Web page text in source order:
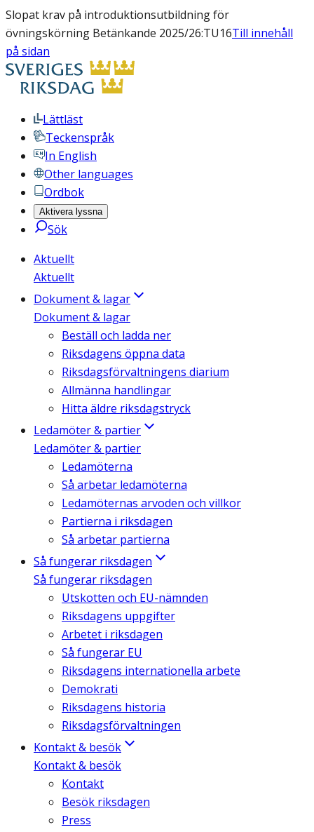
Slopat krav på introduktionsutbildning för
övningskörning Betänkande 2025/26:TU16Till innehåll
på sidan
Lättläst
Teckenspråk
In English
Other languages
Ordbok
Aktivera lyssna
Sök
Aktuellt
Aktuellt
Dokument & lagar
Dokument & lagar
Beställ och ladda ner
Riksdagens öppna data
Riksdagsförvaltningens diarium
Allmänna handlingar
Hitta äldre riksdagstryck
Ledamöter & partier
Ledamöter & partier
Ledamöterna
Så arbetar ledamöterna
Ledamöternas arvoden och villkor
Partierna i riksdagen
Så arbetar partierna
Så fungerar riksdagen
Så fungerar riksdagen
Utskotten och EU-nämnden
Riksdagens uppgifter
Arbetet i riksdagen
Så fungerar EU
Riksdagens internationella arbete
Demokrati
Riksdagens historia
Riksdagsförvaltningen
Kontakt & besök
Kontakt & besök
Kontakt
Besök riksdagen
Press